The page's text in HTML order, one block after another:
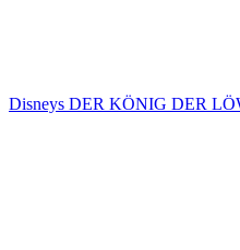
Disneys DER KÖNIG DER